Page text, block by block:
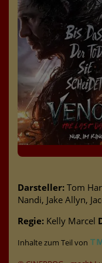
Darsteller: Tom
Nandi, Jake Allyn,
Regie: Kelly Marcel
Inhalte zum Teil von